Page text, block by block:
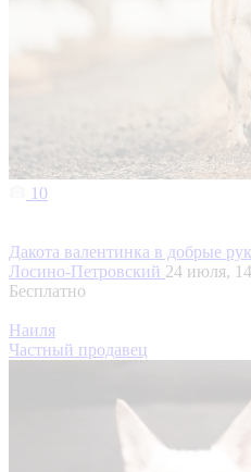
10
Дакота валентинка в добрые
Лосино-Петровский 24 июля,
Бесплатно
Наиля
Частный продавец